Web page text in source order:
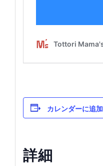
カレンダーに追加
詳細